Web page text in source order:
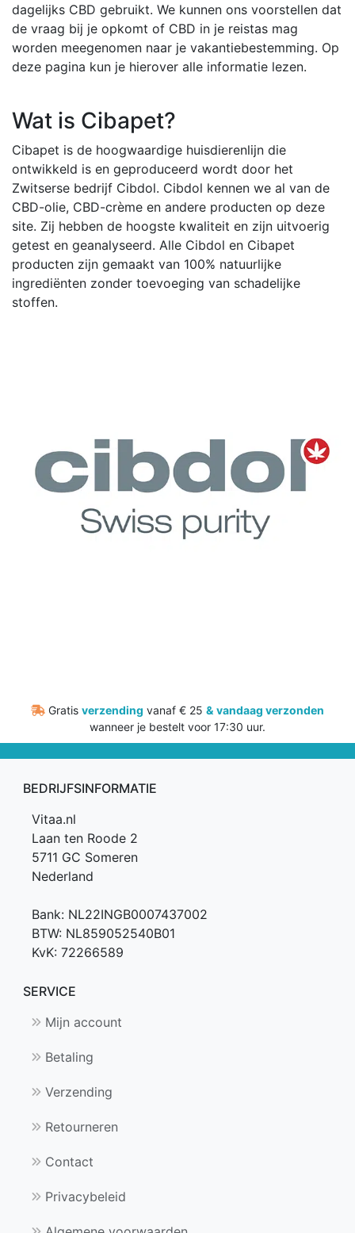
dagelijks CBD gebruikt. We kunnen ons voorstellen dat
de vraag bij je opkomt of CBD in je reistas mag
worden meegenomen naar je vakantiebestemming. Op
deze pagina kun je hierover alle informatie lezen.
Wat is Cibapet?
Cibapet is de hoogwaardige huisdierenlijn die
ontwikkeld is en geproduceerd wordt door het
Zwitserse bedrijf Cibdol. Cibdol kennen we al van de
CBD-olie, CBD-crème en andere producten op deze
site. Zij hebben de hoogste kwaliteit en zijn uitvoerig
getest en geanalyseerd. Alle Cibdol en Cibapet
producten zijn gemaakt van 100% natuurlijke
ingrediënten zonder toevoeging van schadelijke
stoffen.
Gratis verzending vanaf € 25 & vandaag verzonden
wanneer je bestelt voor 17:30 uur.
BEDRIJFSINFORMATIE
Vitaa.nl
Laan ten Roode 2
5711 GC Someren
Nederland
Bank: NL22INGB0007437002
BTW: NL859052540B01
KvK: 72266589
SERVICE
Mijn account
Betaling
Verzending
Retourneren
Contact
Privacybeleid